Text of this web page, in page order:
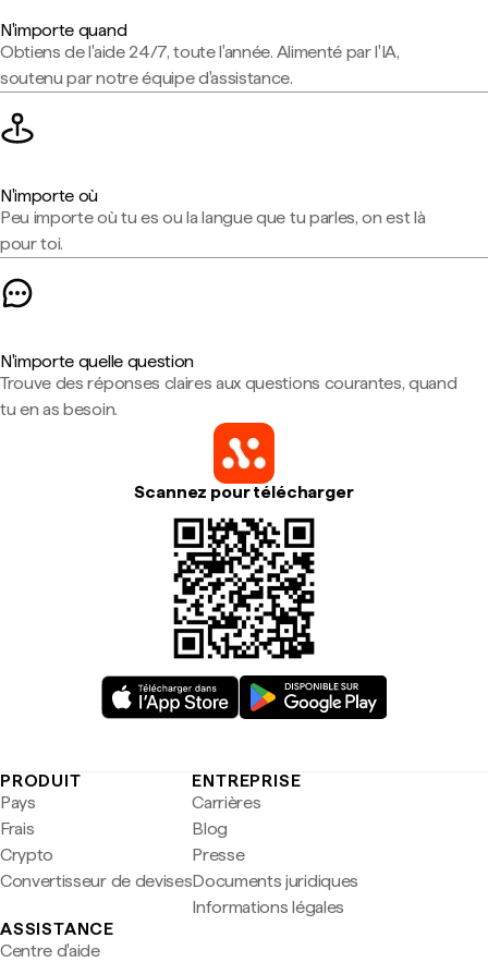
N'importe quand
Obtiens de l'aide 24/7, toute l'année. Alimenté par l'IA,
soutenu par notre équipe d'assistance.
N'importe où
Peu importe où tu es ou la langue que tu parles, on est là
pour toi.
N'importe quelle question
Trouve des réponses claires aux questions courantes, quand
tu en as besoin.
Scannez pour télécharger
PRODUIT
Pays
Frais
Crypto
Convertisseur de devises
ENTREPRISE
Carrières
Blog
Presse
Documents juridiques
Informations légales
ASSISTANCE
Centre d'aide